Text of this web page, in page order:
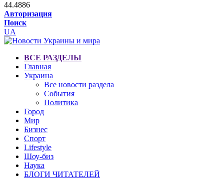
44.4886
Авторизация
Поиск
UA
ВСЕ РАЗДЕЛЫ
Главная
Украина
Все новости раздела
События
Политика
Город
Мир
Бизнес
Спорт
Lifestyle
Шоу-биз
Наука
БЛОГИ ЧИТАТЕЛЕЙ